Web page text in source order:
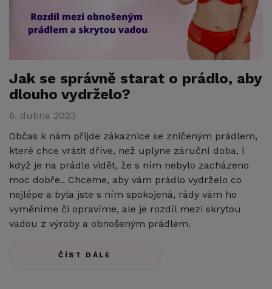
Jak se správně starat o prádlo, aby
dlouho vydrželo?
6. dubna 2023
Občas k nám přijde zákaznice se zničeným prádlem,
které chce vrátit dříve, než uplyne záruční doba, i
když je na prádle vidět, že s ním nebylo zacházeno
moc dobře.. Chceme, aby vám prádlo vydrželo co
nejlépe a byla jste s ním spokojená, rády vám ho
vyměníme či opravíme, ale je rozdíl mezi skrytou
vadou z výroby a obnošeným prádlem.
ČÍST DÁLE